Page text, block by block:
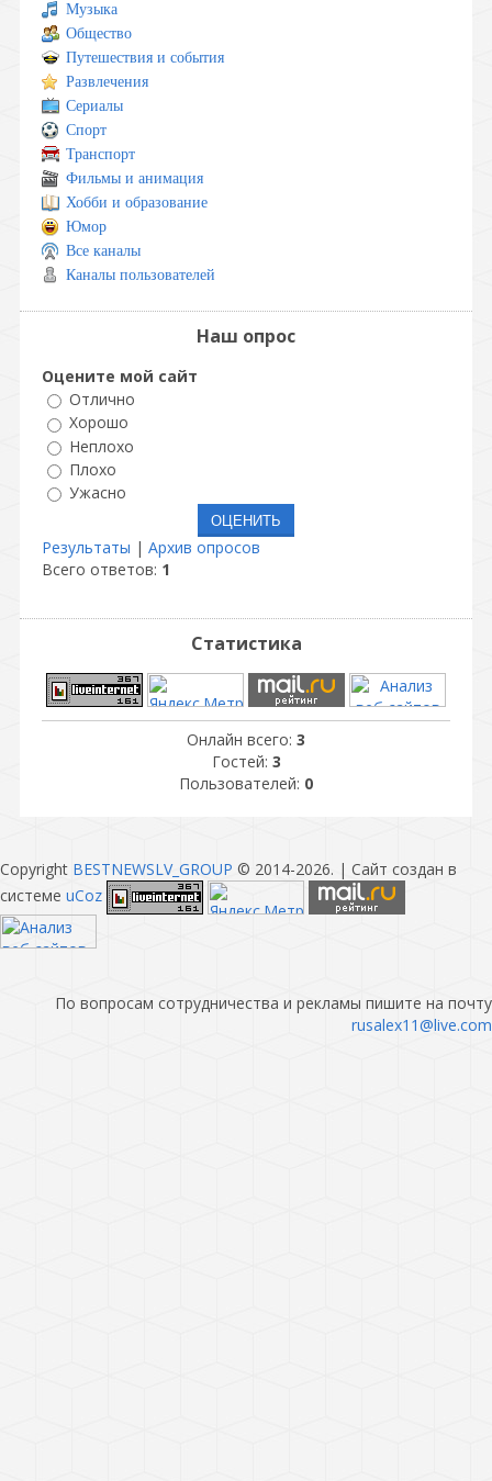
Музыка
Общество
Путешествия и события
Развлечения
Сериалы
Спорт
Транспорт
Фильмы и анимация
Хобби и образование
Юмор
Все каналы
Каналы пользователей
Наш опрос
Оцените мой сайт
Отлично
Хорошо
Неплохо
Плохо
Ужасно
Результаты | Архив опросов
Всего ответов: 1
Статистика
Онлайн всего: 3
Гостей: 3
Пользователей: 0
Copyright BESTNEWSLV_GROUP © 2014-2026. | Сайт создан в
системе uCoz
По вопросам сотрудничества и рекламы пишите на почту
rusalex11@live.com